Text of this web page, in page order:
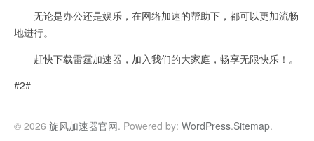
无论是办公还是娱乐，在网络加速的帮助下，都可以更加流畅
地进行。
赶快下载雷霆加速器，加入我们的大家庭，畅享无限快乐！。
#2#
© 2026 旋风加速器官网. Powered by: WordPress.Sitemap.